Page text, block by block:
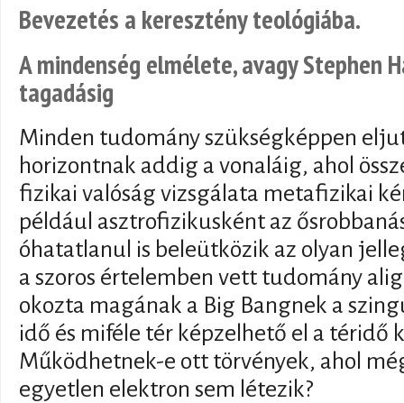
Bevezetés a keresztény teológiába.
A mindenség elmélete, avagy Stephen
tagadásig
Minden tudomány szükségképpen
horizontnak addig a vonaláig, ahol
fizikai valóság vizsgálata metafizikai
például asztrofizikusként az
óhatatlanul is beleütközik az olyan
a szoros értelemben vett tudomány
okozta magának a Big Bangnek a
idő és miféle tér képzelhető el a téridő
Működhetnek-e ott törvények, ahol
egyetlen elektron sem létezik?